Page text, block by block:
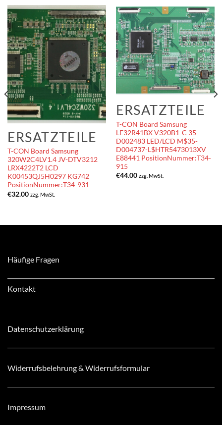
ERSATZTEILE
T-CON Board Samsung
320W2C4LV1.4 JV-DTV3212
LRX4222T2 LCD
K00453QJ5H0297 KG742
PositionNummer:T34-931
€32.00 zzg. MwSt.
ERSATZTEILE
T-CON Board Samsung
LE32R41BX V320B1-C 35-
D002483 LED/LCD M$35-
D004737-L$HTR5473013XV
E88441 PositionNummer:T34-
915
€44.00 zzg. MwSt.
Häufige Fragen
Kontakt
Datenschutzerklärung
Widerrufsbelehrung & Widerrufsformular
Impressum